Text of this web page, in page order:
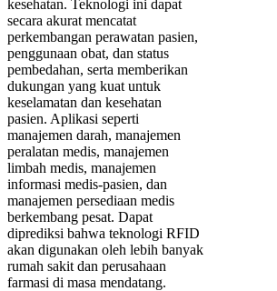
kesehatan. Teknologi ini dapat
secara akurat mencatat
perkembangan perawatan pasien,
penggunaan obat, dan status
pembedahan, serta memberikan
dukungan yang kuat untuk
keselamatan dan kesehatan
pasien. Aplikasi seperti
manajemen darah, manajemen
peralatan medis, manajemen
limbah medis, manajemen
informasi medis-pasien, dan
manajemen persediaan medis
berkembang pesat. Dapat
diprediksi bahwa teknologi RFID
akan digunakan oleh lebih banyak
rumah sakit dan perusahaan
farmasi di masa mendatang.